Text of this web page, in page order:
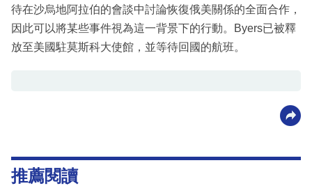
待在沙烏地阿拉伯的會談中討論恢復俄美關係的全面合作，
因此可以將某些事件視為這一背景下的行動。Byers已被釋
放至美國駐莫斯科大使館，並等待回國的航班。
推薦閱讀